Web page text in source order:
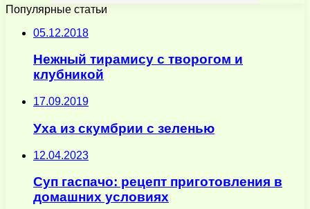
Популярные статьи
05.12.2018
Нежный тирамису с творогом и
клубникой
17.09.2019
Уха из скумбрии с зеленью
12.04.2023
Суп гаспачо: рецепт приготовления в
домашних условиях